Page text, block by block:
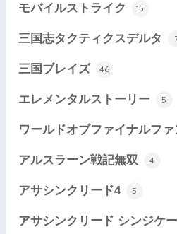
モバイルストライク 15
三国志タクティクスデルタ
三国ブレイズ 46
エレメンタルストーリー 5
ワールドオブファイナルフ
アルスラーン戦記無双 4
アサシンクリード4 5
アサシンクリード シンジケ